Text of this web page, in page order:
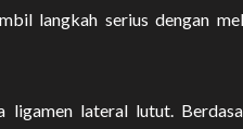
langkah serius dengan
ligamen lateral lutut.